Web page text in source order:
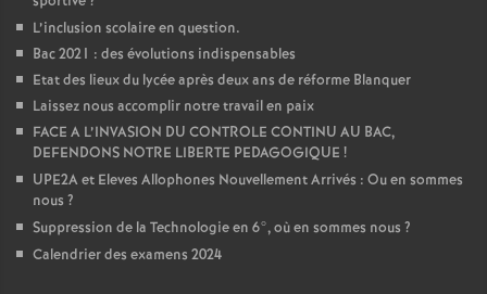
L’inclusion scolaire en question.
Bac 2021 : des évolutions indispensables
Etat des lieux du lycée après deux ans de réforme Blanquer
Laissez nous accomplir notre travail en paix
FACE A L’INVASION DU CONTROLE CONTINU AU BAC,
DEFENDONS NOTRE LIBERTE PEDAGOGIQUE !
UPE2A et Eleves Allophones Nouvellement Arrivés : Ou en sommes
nous ?
Suppression de la Technologie en 6°, où en sommes nous ?
Calendrier des examens 2024